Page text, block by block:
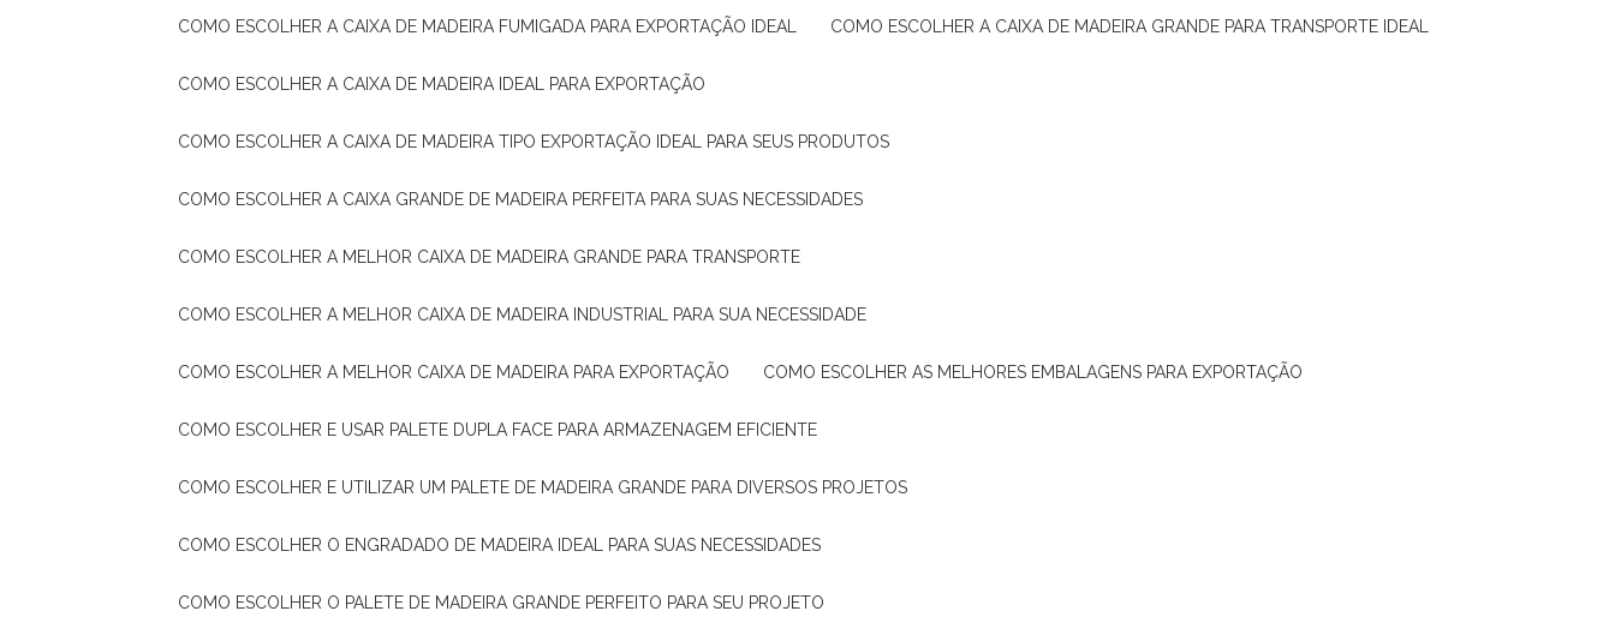
COMO ESCOLHER A CAIXA DE MADEIRA FUMIGADA PARA EXPORTAÇÃO IDEAL COMO ESCOLHER A CAIXA DE MADEIRA GRANDE PARA TRANSPORTE IDEAL
COMO ESCOLHER A CAIXA DE MADEIRA IDEAL PARA EXPORTAÇÃO
COMO ESCOLHER A CAIXA DE MADEIRA TIPO EXPORTAÇÃO IDEAL PARA SEUS PRODUTOS
COMO ESCOLHER A CAIXA GRANDE DE MADEIRA PERFEITA PARA SUAS NECESSIDADES
COMO ESCOLHER A MELHOR CAIXA DE MADEIRA GRANDE PARA TRANSPORTE
COMO ESCOLHER A MELHOR CAIXA DE MADEIRA INDUSTRIAL PARA SUA NECESSIDADE
COMO ESCOLHER A MELHOR CAIXA DE MADEIRA PARA EXPORTAÇÃO COMO ESCOLHER AS MELHORES EMBALAGENS PARA EXPORTAÇÃO
COMO ESCOLHER E USAR PALETE DUPLA FACE PARA ARMAZENAGEM EFICIENTE
COMO ESCOLHER E UTILIZAR UM PALETE DE MADEIRA GRANDE PARA DIVERSOS PROJETOS
COMO ESCOLHER O ENGRADADO DE MADEIRA IDEAL PARA SUAS NECESSIDADES
COMO ESCOLHER O PALETE DE MADEIRA GRANDE PERFEITO PARA SEU PROJETO